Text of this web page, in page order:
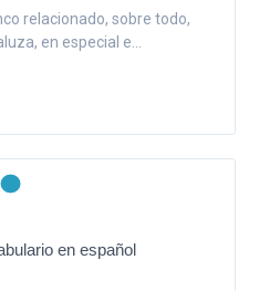
relacionado, sobre todo,
en especial e...
en español